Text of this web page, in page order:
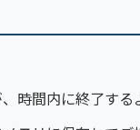
時間内に終了する